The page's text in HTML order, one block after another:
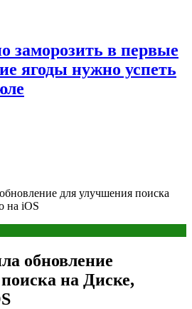
заморозить в первые
ягоды нужно успеть
для улучшения поиска
на iOS
обновление
на Диске,